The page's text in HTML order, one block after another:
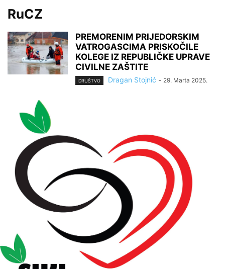
RuCZ
PREMORENIM PRIJEDORSKIM
VATROGASCIMA PRISKOČILE
KOLEGE IZ REPUBLIČKE UPRAVE
CIVILNE ZAŠTITE
DRUŠTVO Dragan Stojnić - 29. Marta 2025.